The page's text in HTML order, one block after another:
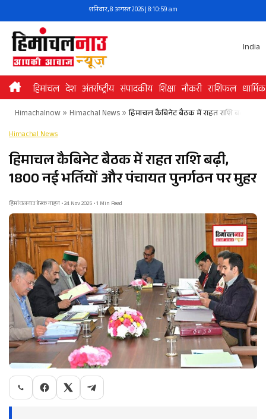
to
content
शनिवार, 8 अगस्त 2026 | 8:11:00 am
India
हिमांचल देश अंतर्राष्ट्रीय संपादकीय शिक्षा नौकरी राशिफल धार्मिक
Himachalnow» Himachal News» हिमाचल कैबिनेट बैठक में राहत राशि बढ़ी,
Himachal News
हिमाचल कैबिनेट बैठक में राहत राशि बढ़ी,
1800 नई भर्तियों और पंचायत पुनर्गठन पर मुहर
हिमांचलनाउ डेस्क नाहन • 24 Nov 2025 • 1 Min Read